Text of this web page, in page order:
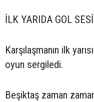
İLK YARIDA GOL
Karşılaşmanın ilk
oyun sergiledi.
Beşiktaş zaman